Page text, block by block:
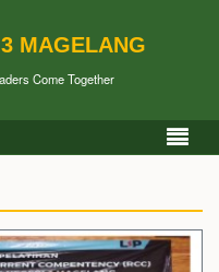
MAGELANG
Come Together